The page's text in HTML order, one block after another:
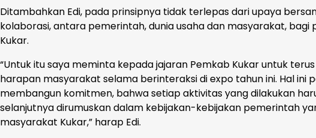
Ditambahkan Edi, pada prinsipnya tidak terlepas dari upaya
kolaborasi, antara pemerintah, dunia usaha dan masyarakat,
Kukar.
“Untuk itu saya meminta kepada jajaran Pemkab Kukar untuk
harapan masyarakat selama berinteraksi di expo tahun ini. Hal
membangun komitmen, bahwa setiap aktivitas yang dilakukan
selanjutnya dirumuskan dalam kebijakan-kebijakan pemerintah
masyarakat Kukar,” harap Edi.